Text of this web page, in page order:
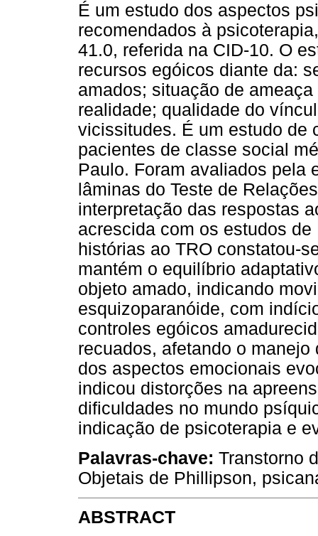
É um estudo dos aspectos
recomendados à
41.0, referida na CID-10. O
recursos egóicos diante da:
amados; situação de
realidade; qualidade do
vicissitudes. É um estudo de
pacientes de classe social
Paulo. Foram avaliados pela
lâminas do Teste de
interpretação das respostas
acrescida com os estudos
histórias ao TRO constatou-
mantém o equilíbrio
objeto amado, indicando
esquizoparanóide, com
controles egóicos
recuados, afetando o
dos aspectos emocionais
indicou distorções na
dificuldades no mundo
indicação de psicoterapia e
Palavras-chave: Transtorno
Objetais de Phillipson,
ABSTRACT